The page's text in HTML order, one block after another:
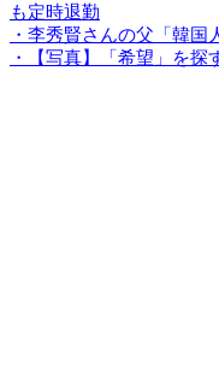
も定時退勤
・李秀賢さんの父「韓国
・【写真】「希望」を探